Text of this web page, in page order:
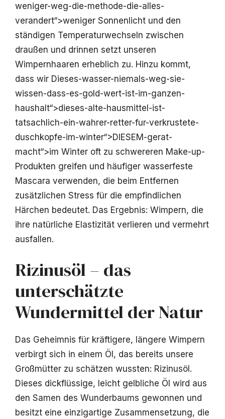
weniger-weg-die-methode-die-alles-
verandert“>weniger Sonnenlicht und den
ständigen Temperaturwechseln zwischen
draußen und drinnen setzt unseren
Wimpernhaaren erheblich zu. Hinzu kommt,
dass wir Dieses-wasser-niemals-weg-sie-
wissen-dass-es-gold-wert-ist-im-ganzen-
haushalt“>dieses-alte-hausmittel-ist-
tatsachlich-ein-wahrer-retter-fur-verkrustete-
duschkopfe-im-winter“>DIESEM-gerat-
macht“>im Winter oft zu schwereren Make-up-
Produkten greifen und häufiger wasserfeste
Mascara verwenden, die beim Entfernen
zusätzlichen Stress für die empfindlichen
Härchen bedeutet. Das Ergebnis: Wimpern, die
ihre natürliche Elastizität verlieren und vermehrt
ausfallen.
Rizinusöl – das
unterschätzte
Wundermittel der Natur
Das Geheimnis für kräftigere, längere Wimpern
verbirgt sich in einem Öl, das bereits unsere
Großmütter zu schätzen wussten: Rizinusöl.
Dieses dickflüssige, leicht gelbliche Öl wird aus
den Samen des Wunderbaums gewonnen und
besitzt eine einzigartige Zusammensetzung, die